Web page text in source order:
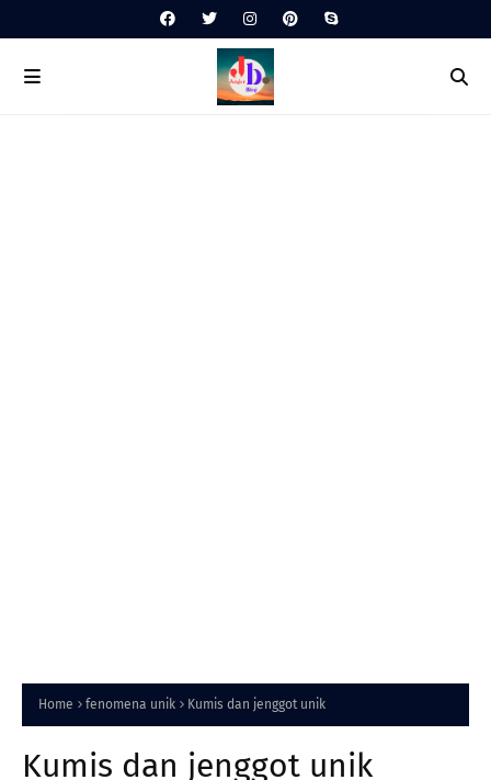
Home fenomena unik Kumis dan jenggot unik
Kumis dan jenggot unik